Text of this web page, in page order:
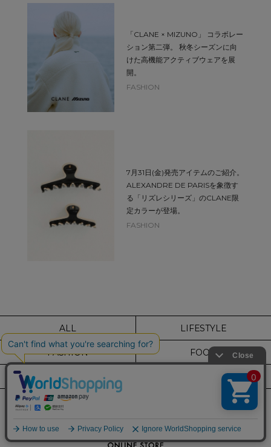
「CLANE × MIZUNO」 コラボレー
ション第二弾。 秋冬シーズンに向
けた高機能アクティブウェアを展
開。
FASHION
7月31日(金)発売アイテムのご紹介。
ALEXANDRE DE PARISを象徴す
る「リズレシリーズ」のCLANE限
定カラーが登場。
FASHION
ALL LIFESTYLE
FASHION FOOD
BEAUTY HOMME